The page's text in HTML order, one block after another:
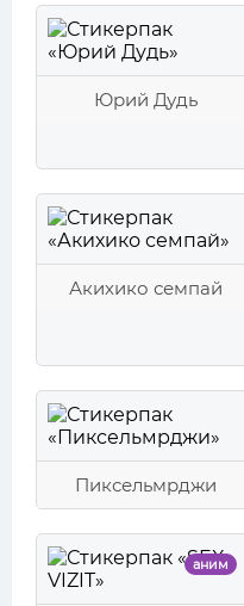
Юрий Дудь
Акихико семпай
Пиксельмрджи
аним